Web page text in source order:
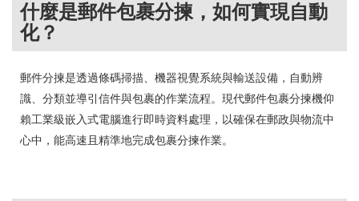
什麼是郵件包裹分揀，如何實現自動
化？
郵件分揀是透過條碼掃描、機器視覺系統與輸送設備，自動辨
識、分類並導引信件與包裹的作業流程。現代郵件包裹分揀機仰
賴工業級嵌入式電腦進行即時資料處理，以確保在郵政與物流中
心中，能高速且精準地完成包裹分揀作業。